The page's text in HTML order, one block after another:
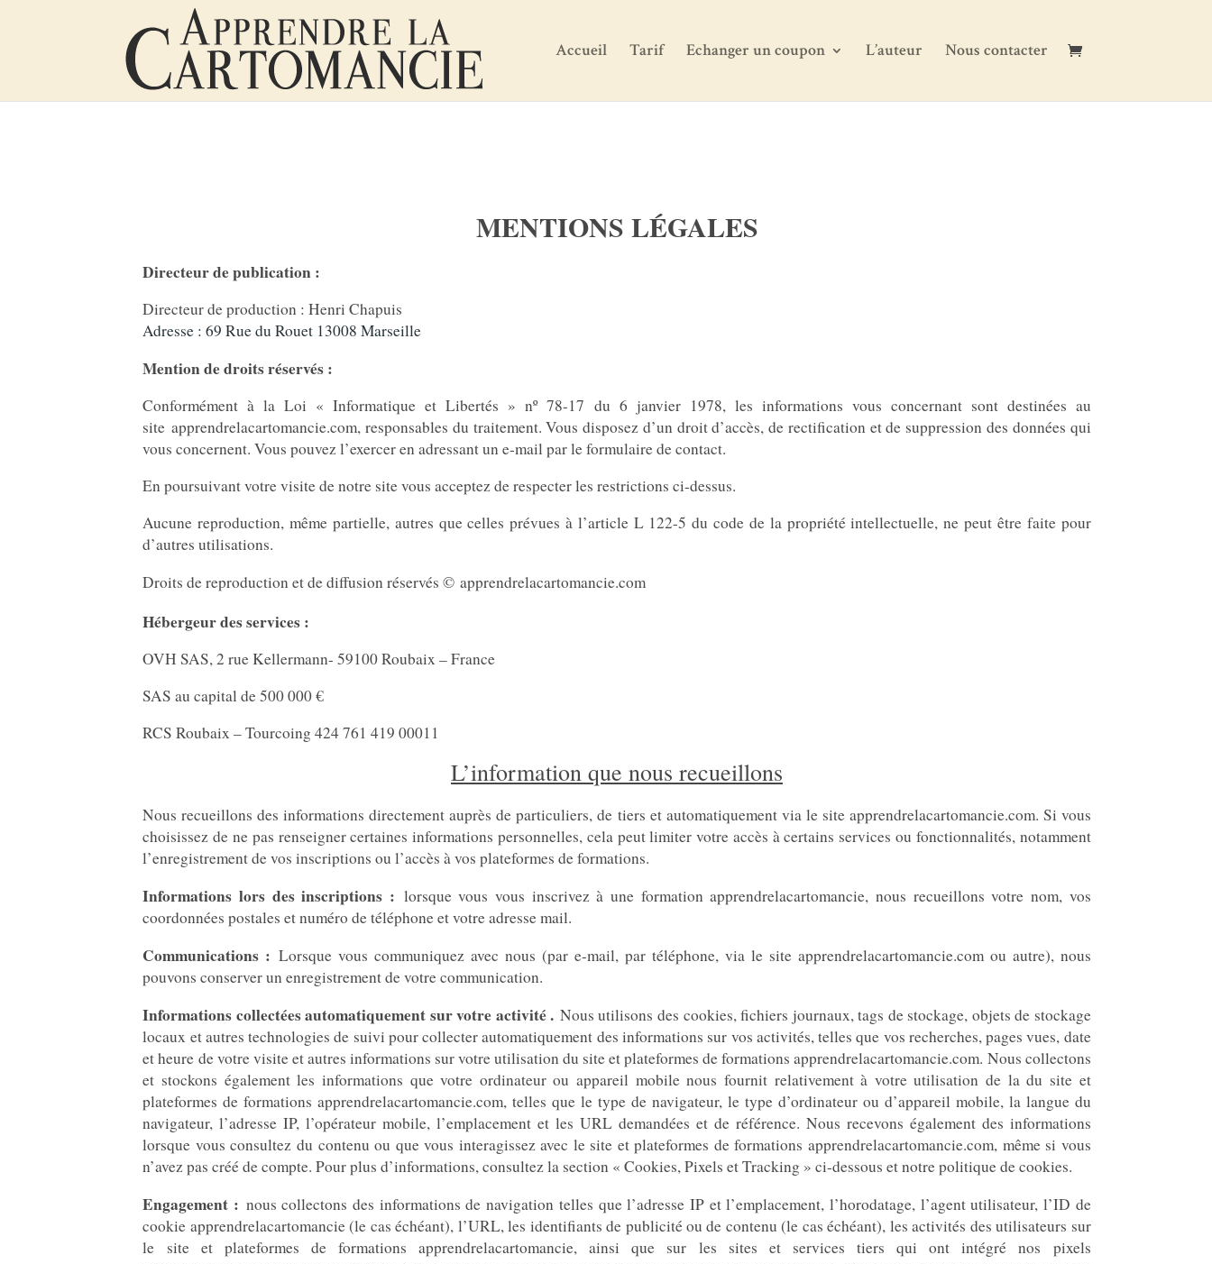
Accueil Tarif Echanger un coupon L’auteur Nous contacter
MENTIONS LÉGALES
Directeur de publication :
Directeur de production : Henri Chapuis
Adresse : 69 Rue du Rouet 13008 Marseille
Mention de droits réservés :
Conformément à la Loi « Informatique et Libertés » nº 78-17 du 6 janvier 1978, les informations vous concernant sont destinées au
site apprendrelacartomancie.com, responsables du traitement. Vous disposez d’un droit d’accès, de rectification et de suppression des données qui
vous concernent. Vous pouvez l’exercer en adressant un e-mail par le formulaire de contact.
En poursuivant votre visite de notre site vous acceptez de respecter les restrictions ci-dessus.
Aucune reproduction, même partielle, autres que celles prévues à l’article L 122-5 du code de la propriété intellectuelle, ne peut être faite pour
d’autres utilisations.
Droits de reproduction et de diffusion réservés © apprendrelacartomancie.com
Hébergeur des services :
OVH SAS, 2 rue Kellermann- 59100 Roubaix – France
SAS au capital de 500 000 €
RCS Roubaix – Tourcoing 424 761 419 00011
L’information que nous recueillons
Nous recueillons des informations directement auprès de particuliers, de tiers et automatiquement via le site apprendrelacartomancie.com. Si vous
choisissez de ne pas renseigner certaines informations personnelles, cela peut limiter votre accès à certains services ou fonctionnalités, notamment
l’enregistrement de vos inscriptions ou l’accès à vos plateformes de formations.
Informations lors des inscriptions : lorsque vous vous inscrivez à une formation apprendrelacartomancie, nous recueillons votre nom, vos
coordonnées postales et numéro de téléphone et votre adresse mail.
Communications : Lorsque vous communiquez avec nous (par e-mail, par téléphone, via le site apprendrelacartomancie.com ou autre), nous
pouvons conserver un enregistrement de votre communication.
Informations collectées automatiquement sur votre activité . Nous utilisons des cookies, fichiers journaux, tags de stockage, objets de stockage
locaux et autres technologies de suivi pour collecter automatiquement des informations sur vos activités, telles que vos recherches, pages vues, date
et heure de votre visite et autres informations sur votre utilisation du site et plateformes de formations apprendrelacartomancie.com. Nous collectons
et stockons également les informations que votre ordinateur ou appareil mobile nous fournit relativement à votre utilisation de la du site et
plateformes de formations apprendrelacartomancie.com, telles que le type de navigateur, le type d’ordinateur ou d’appareil mobile, la langue du
navigateur, l’adresse IP, l’opérateur mobile, l’emplacement et les URL demandées et de référence. Nous recevons également des informations
lorsque vous consultez du contenu ou que vous interagissez avec le site et plateformes de formations apprendrelacartomancie.com, même si vous
n’avez pas créé de compte. Pour plus d’informations, consultez la section « Cookies, Pixels et Tracking » ci-dessous et notre politique de cookies.
Engagement : nous collectons des informations de navigation telles que l’adresse IP et l’emplacement, l’horodatage, l’agent utilisateur, l’ID de
cookie apprendrelacartomancie (le cas échéant), l’URL, les identifiants de publicité ou de contenu (le cas échéant), les activités des utilisateurs sur
le site et plateformes de formations apprendrelacartomancie, ainsi que sur les sites et services tiers qui ont intégré nos pixels